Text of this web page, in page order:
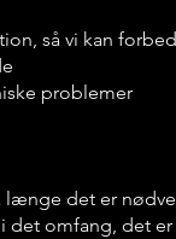
så vi kan
problemer
det er
omfang, det